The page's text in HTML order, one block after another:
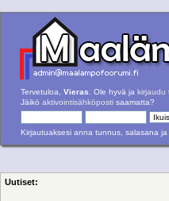
Tervetuloa, Vieras . Ole hyvä ja kirjaudu
Jäikö aktivointisähköposti saamatta?
Kirjautuaksesi anna tunnus, salasana
Uutiset: